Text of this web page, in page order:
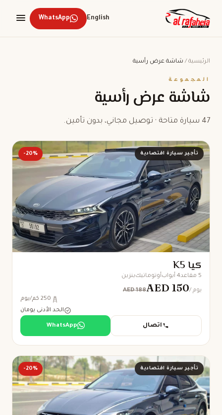
English
WhatsApp
الرئيسية / شاشة عرض رأسية
المجموعة
شاشة عرض رأسية
47 سيارة متاحة · توصيل مجاني، بدون تأمين.
تأجير سيارة اقتصادية -20%
كيا K5
5 مقاعد 4 أبواب أوتوماتيكبنزين
AED 188AED 150 / يوم
250 كم/يوم
الحد الأدنى يومان
اتصال WhatsApp
تأجير سيارة اقتصادية -20%